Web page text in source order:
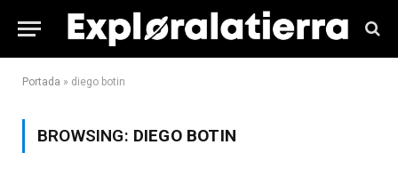
Portada » diego botin
BROWSING: DIEGO BOTIN